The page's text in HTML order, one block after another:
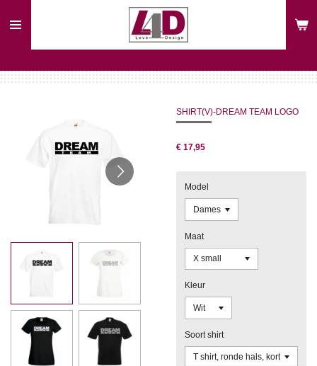
direct
hoofdinhoud
SHIRT(V)-DREAM TEAM LOGO
€ 17,95
Model
Maat
Kleur
Soort shirt